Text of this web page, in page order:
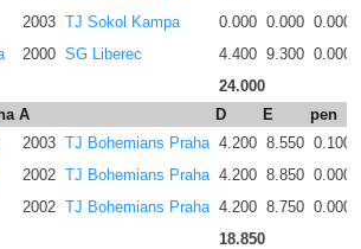
2003 TJ Sokol Kampa 0.000 0.000 0.000
2000 SG Liberec 4.400 9.300 0.000
24.000
A D E pen
2003 TJ Bohemians Praha 4.200 8.550 0.100
2002 TJ Bohemians Praha 4.200 8.850 0.000
2002 TJ Bohemians Praha 4.200 8.750 0.000
18.850